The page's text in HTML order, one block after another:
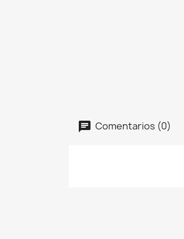
Comentarios (0)